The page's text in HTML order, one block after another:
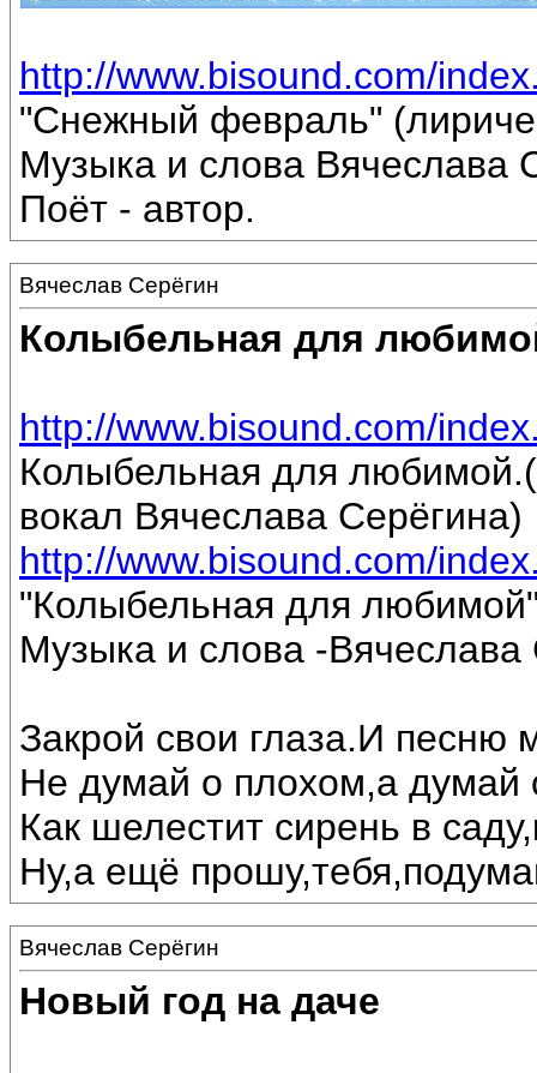
http://www.bisound.com/
"Снежный февраль"
Музыка и слова Вячеслава
Поёт - автор.
Вячеслав Серёгин
Колыбельная для
http://www.bisound.com/
Колыбельная для
вокал Вячеслава Серёгина)
http://www.bisound.com/
"Колыбельная для
Музыка и слова -Вячеслава
Закрой свои глаза.И песню
Не думай о плохом,а думай
Как шелестит сирень в
Ну,а ещё
Вячеслав Серёгин
Новый год на даче